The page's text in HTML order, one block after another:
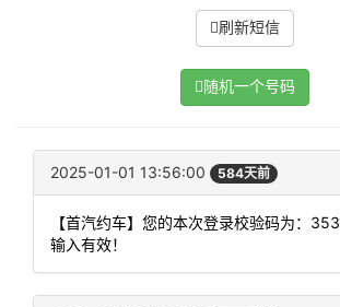
刷新短信
随机一个号码
2025-01-01 13:56:00 584天前
【首汽约车】您的本次登录校验码为：
输入有效！